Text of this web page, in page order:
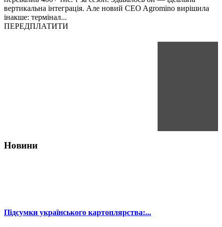
вертикальна інтеграція. Але новий CEO Agromino вирішила
інакше: термінал...
ПЕРЕДПЛАТИТИ
Новини
Підсумки українського картоплярства:...